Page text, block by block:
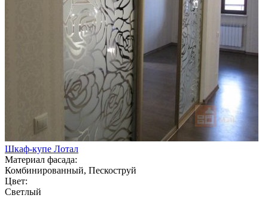
Шкаф-купе Лотал
Материал фасада:
Комбинированный, Пескоструй
Цвет:
Светлый